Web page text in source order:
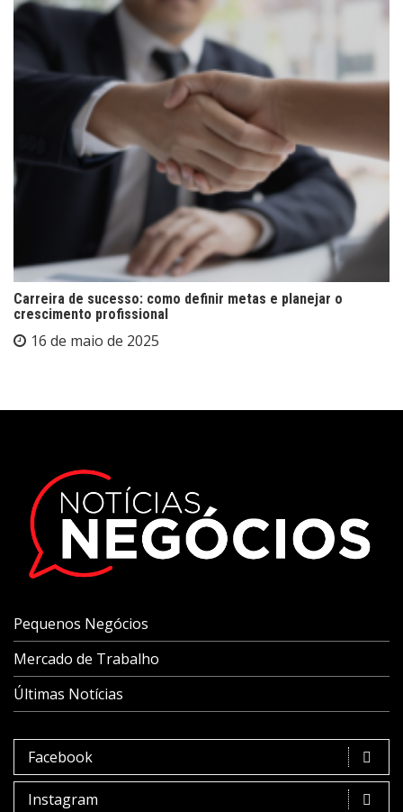
Carreira de sucesso: como definir metas e planejar o
crescimento profissional
16 de maio de 2025
Pequenos Negócios
Mercado de Trabalho
Últimas Notícias
Facebook
Instagram